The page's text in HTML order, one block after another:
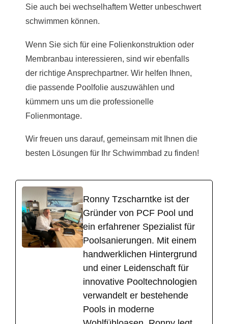
Sie auch bei wechselhaftem Wetter unbeschwert
schwimmen können.
Wenn Sie sich für eine Folienkonstruktion oder
Membranbau interessieren, sind wir ebenfalls
der richtige Ansprechpartner. Wir helfen Ihnen,
die passende Poolfolie auszuwählen und
kümmern uns um die professionelle
Folienmontage.
Wir freuen uns darauf, gemeinsam mit Ihnen die
besten Lösungen für Ihr Schwimmbad zu finden!
Ronny Tzscharntke ist der
Gründer von PCF Pool und
ein erfahrener Spezialist für
Poolsanierungen. Mit einem
handwerklichen Hintergrund
und einer Leidenschaft für
innovative Pooltechnologien
verwandelt er bestehende
Pools in moderne